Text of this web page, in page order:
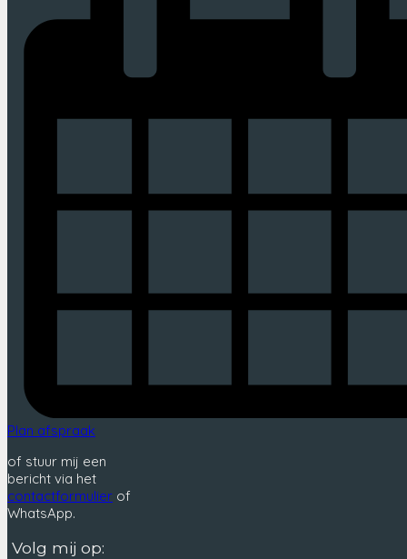
Plan afspraak
of stuur mij een
bericht via het
contactformulier of
WhatsApp.
Volg mij op: